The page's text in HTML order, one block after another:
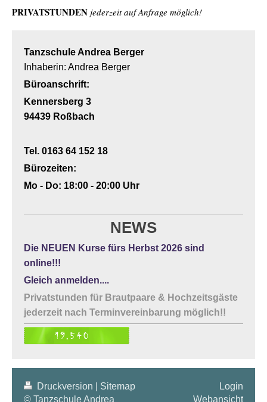
PRIVATSTUNDEN jederzeit auf Anfrage möglich!
Tanzschule Andrea Berger
Inhaberin: Andrea Berger
Büroanschrift:
Kennersberg 3
94439 Roßbach
Tel. 0163 64 152 18
Bürozeiten:
Mo - Do: 18:00 - 20:00 Uhr
NEWS
Die NEUEN Kurse fürs Herbst 2026 sind
online!!!
Gleich anmelden....
Privatstunden für Brautpaare & Hochzeitsgäste
jederzeit nach Terminvereinbarung möglich!!
Druckversion
Sitemap
© Tanzschule Andrea
Login
Webansicht